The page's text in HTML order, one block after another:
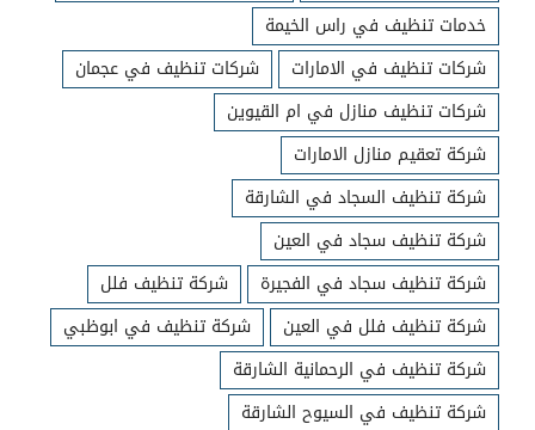
خدمات تنظيف في راس الخيمة
شركات تنظيف في الامارات
شركات تنظيف في عجمان
شركات تنظيف منازل في ام القيوين
شركة تعقيم منازل الامارات
شركة تنظيف السجاد في الشارقة
شركة تنظيف سجاد في العين
شركة تنظيف سجاد في الفجيرة
شركة تنظيف فلل
شركة تنظيف فلل في العين
شركة تنظيف في ابوظبي
شركة تنظيف في الرحمانية الشارقة
شركة تنظيف في السيوح الشارقة